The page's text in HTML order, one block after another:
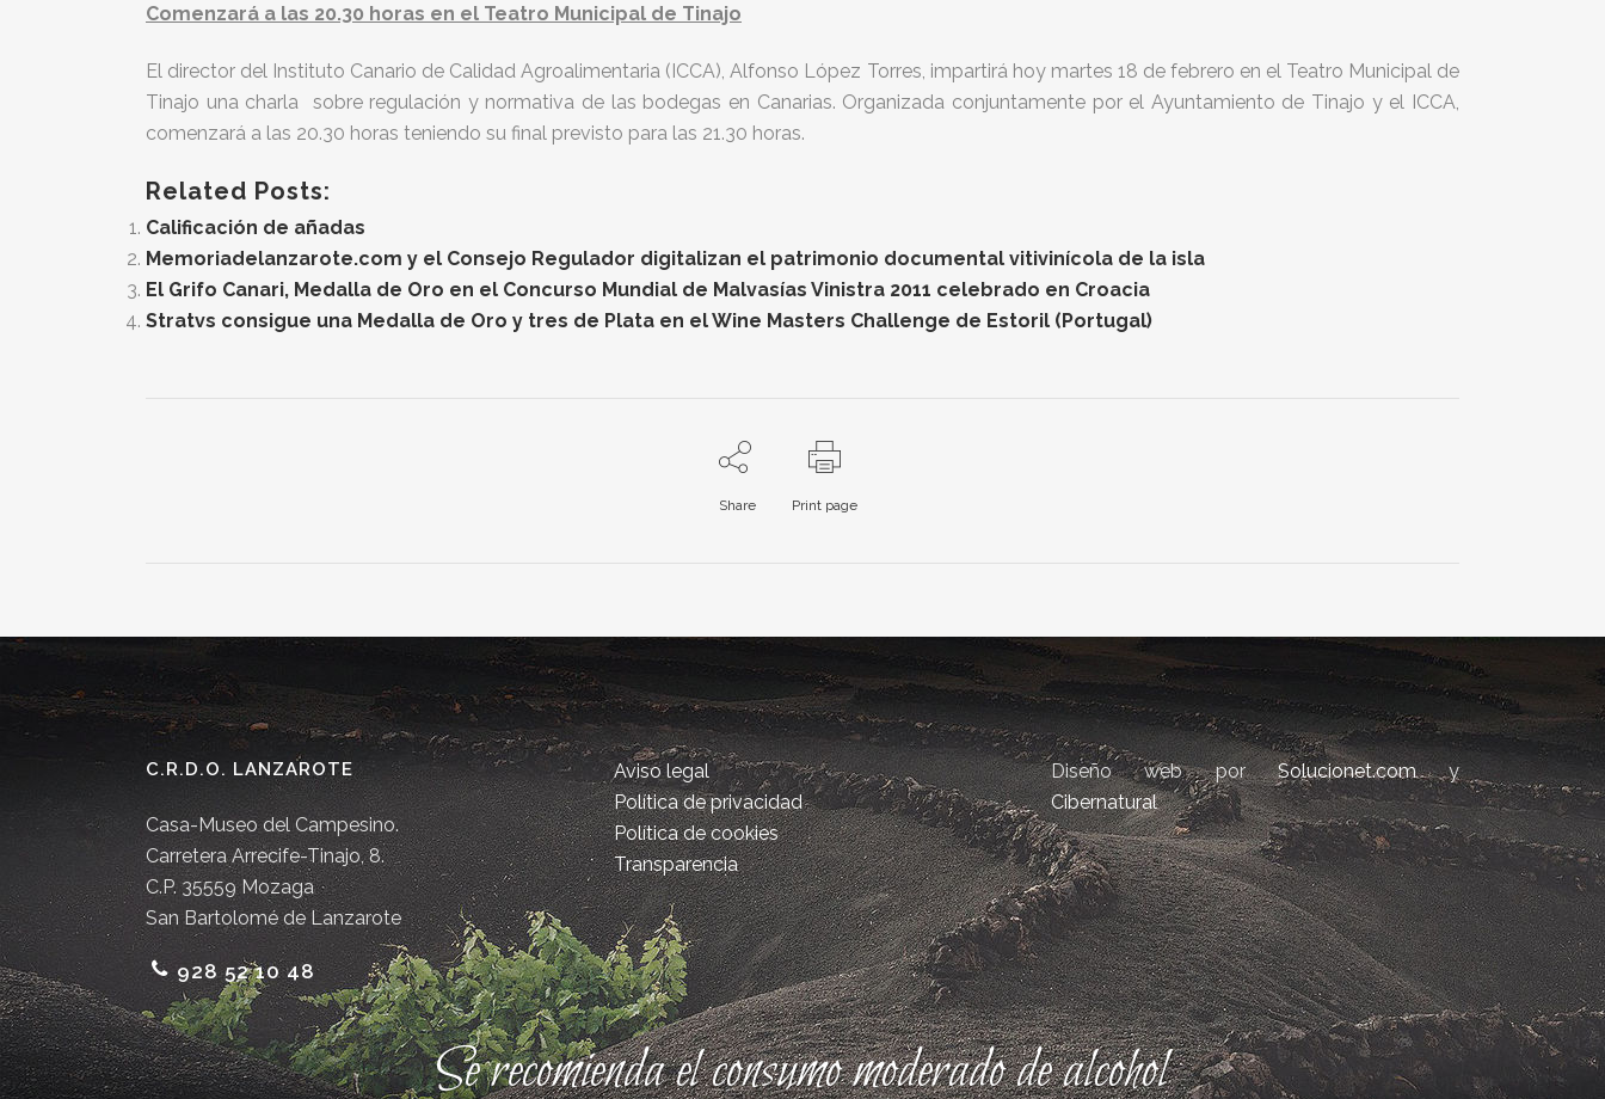
Comenzará a las 20.30 horas en el Teatro Municipal de Tinajo
El director del Instituto Canario de Calidad Agroalimentaria (ICCA), Alfonso López Torres, impartirá hoy martes 18 de febrero en el Teatro Municipal de
Tinajo una charla sobre regulación y normativa de las bodegas en Canarias. Organizada conjuntamente por el Ayuntamiento de Tinajo y el ICCA,
comenzará a las 20.30 horas teniendo su final previsto para las 21.30 horas.
Related Posts:
Calificación de añadas
Memoriadelanzarote.com y el Consejo Regulador digitalizan el patrimonio documental vitivinícola de la isla
El Grifo Canari, Medalla de Oro en el Concurso Mundial de Malvasías Vinistra 2011 celebrado en Croacia
Stratvs consigue una Medalla de Oro y tres de Plata en el Wine Masters Challenge de Estoril (Portugal)
Share Print page
C.R.D.O. LANZAROTE
Casa-Museo del Campesino.
Carretera Arrecife-Tinajo, 8.
C.P. 35559 Mozaga
San Bartolomé de Lanzarote
928 52 10 48
Aviso legal
Política de privacidad
Política de cookies
Transparencia
Diseño web porSolucionet.comy
Cibernatural
Se recomienda el consumo moderado de alcohol